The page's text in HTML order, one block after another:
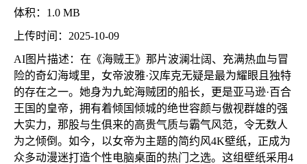
体积：1.0 MB
上传时间：2025-10-09
AI图片描述：在《海贼王》那片波澜壮阔、充满热血与冒
险的奇幻海域里，女帝波雅·汉库克无疑是最为耀眼且独特
的存在之一。她身为九蛇海贼团的船长，更是亚马逊·百合
王国的皇帝，拥有着倾国倾城的绝世容颜与傲视群雄的强
大实力，那股与生俱来的高贵气质与霸气风范，令无数人
为之倾倒。如今，以女帝为主题的简约风4K壁纸，正成为
众多动漫迷打造个性电脑桌面的热门之选。这组壁纸采用4